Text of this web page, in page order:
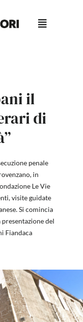
il
di
penale
in
Le Vie
visite guidate
Si comincia
del
Fiandaca